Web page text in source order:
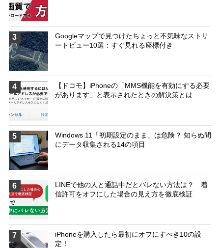
3
Googleマップで見つけたちょっと不気味なストリ
ートビュー10選：すぐ見れる座標付き
4
【ドコモ】iPhoneの「MMS機能を有効にする必要
があります」と表示されたときの解決策とは
5
Windows 11「初期設定のまま」は危険？ 知らぬ間
にデータ収集される14の項目
6
LINEで他の人と通話中だとバレない方法は？ 着
信許可をオフにした場合の見え方を徹底検証
7
iPhoneを購入したら最初にオフにすべき10の設
定！